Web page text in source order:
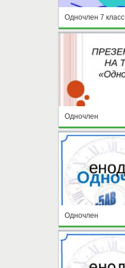
Одночлен 7 класс
Одночлен
Одночлен